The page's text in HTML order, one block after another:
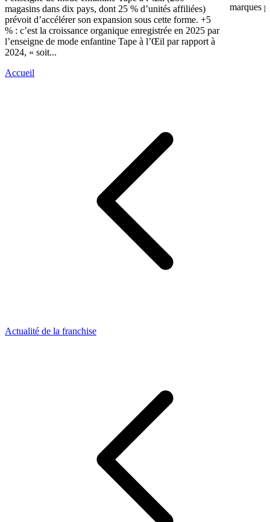
magasins dans dix pays, dont 25 % d’unités affiliées)
prévoit d’accélérer son expansion sous cette forme. +5
% : c’est la croissance organique enregistrée en 2025 par
l’enseigne de mode enfantine Tape à l’Œil par rapport à
2024, « soit...
marques
Accueil
Actualité de la franchise